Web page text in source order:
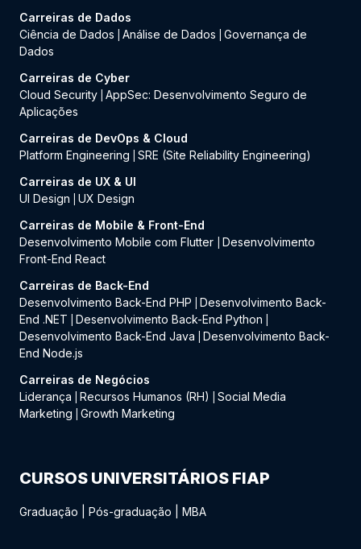
Carreiras de Dados
Ciência de Dados
Análise de Dados
Governança de
Dados
Carreiras de Cyber
Cloud Security AppSec: Desenvolvimento Seguro de
Aplicações
Carreiras de DevOps & Cloud
Platform Engineering
SRE (Site Reliability Engineering)
Carreiras de UX & UI
UI Design
UX Design
Carreiras de Mobile & Front-End
Desenvolvimento Mobile com Flutter
Desenvolvimento
Front-End React
Carreiras de Back-End
Desenvolvimento Back-End PHP
Desenvolvimento Back-
End .NET
Desenvolvimento Back-End Python
Desenvolvimento Back-End Java
Desenvolvimento Back-
End Node.js
Carreiras de Negócios
Liderança
Recursos Humanos (RH)
Social Media
Marketing
Growth Marketing
CURSOS UNIVERSITÁRIOS FIAP
Graduação Pós-graduação MBA